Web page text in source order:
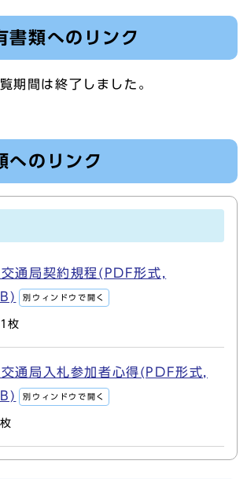
書類へのリンク
期間は終了しました。
へのリンク
通局契約規程(PDF形式,
別ウィンドウで開く
枚
通局入札参加者心得(PDF形式,
別ウィンドウで開く